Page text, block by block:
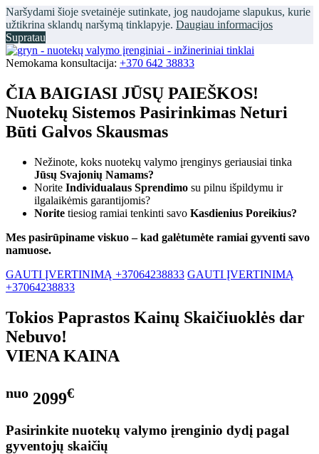
Naršydami šioje svetainėje sutinkate, jog naudojame slapukus, kurie
užtikrina sklandų naršymą tinklapyje. Daugiau informacijos
Supratau
Nemokama konsultacija: +370 642 38833
ČIA BAIGIASI JŪSŲ PAIEŠKOS!
Nuotekų Sistemos Pasirinkimas Neturi
Būti Galvos Skausmas
Nežinote, koks nuotekų valymo įrenginys geriausiai tinka
Jūsų Svajonių Namams?
Norite Individualaus Sprendimo su pilnu išpildymu ir
ilgalaikėmis garantijomis?
Norite tiesiog ramiai tenkinti savo Kasdienius Poreikius?
Mes pasirūpiname viskuo – kad galėtumėte ramiai gyventi savo
namuose.
GAUTI ĮVERTINIMĄ +37064238833 GAUTI ĮVERTINIMĄ
+37064238833
Tokios Paprastos Kainų Skaičiuoklės dar
Nebuvo!
VIENA KAINA
nuo 2099€
Pasirinkite nuotekų valymo įrenginio dydį pagal
gyventojų skaičių